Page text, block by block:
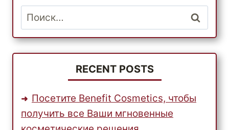
ЗАПЧАСТИ
АВТОМОБИЛЕЙ
НАПРЯМУЮ
ИЗ
США
Найти:
RECENT POSTS
Посетите Benefit Cosmetics, чтобы
получить все Ваши мгновенные